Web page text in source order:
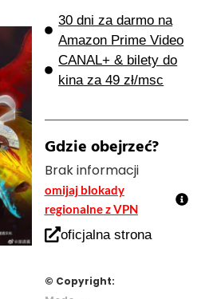
30 dni za darmo na
Amazon Prime Video
CANAL+ & bilety do
kina za 49 zł/msc
Gdzie obejrzeć?
Brak informacji
omijaj blokady
regionalne z VPN
oficjalna strona
© Copyright: